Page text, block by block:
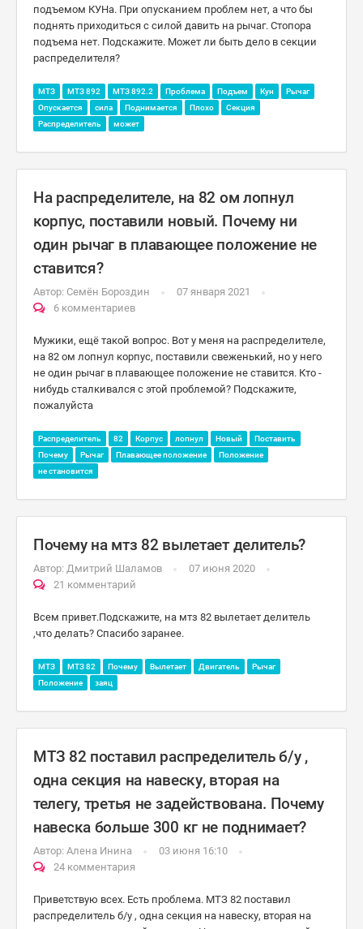
подъемом КУНа. При опусканием проблем нет, а что бы
поднять приходиться с силой давить на рычаг. Стопора
подъема нет. Подскажите. Может ли быть дело в секции
распределителя?
МТЗ МТЗ 892 МТЗ 892.2 Проблема Подъем Кун
Рычаг
Опускается
сила Поднимается Плохо
Секция
Распределитель
может
На распределителе, на 82 ом лопнул
корпус, поставили новый. Почему ни
один рычаг в плавающее положение не
ставится?
Автор: Семён Бороздин
07 января 2021
6 комментариев
Мужики, ещё такой вопрос. Вот у меня на распределителе,
на 82 ом лопнул корпус, поставили свеженький, но у него
не один рычаг в плавающее положение не ставится. Кто -
нибудь сталкивался с этой проблемой? Подскажите,
пожалуйста
Распределитель 82 Корпус лопнул Новый
Поставить
Почему
Рычаг Плавающее положение
Положение
не становится
Почему на мтз 82 вылетает делитель?
Автор: Дмитрий Шаламов
07 июня 2020
21 комментарий
Всем привет.Подскажите, на мтз 82 вылетает делитель
,что делать? Спасибо заранее.
МТЗ МТЗ 82 Почему Вылетает Двигатель
Рычаг
Положение
заяц
МТЗ 82 поставил распределитель б/у ,
одна секция на навеску, вторая на
телегу, третья не задействована. Почему
навеска больше 300 кг не поднимает?
Автор: Алена Инина
03 июня 16:10
24 комментария
Приветствую всех. Есть проблема. МТЗ 82 поставил
распределитель б/у , одна секция на навеску, вторая на